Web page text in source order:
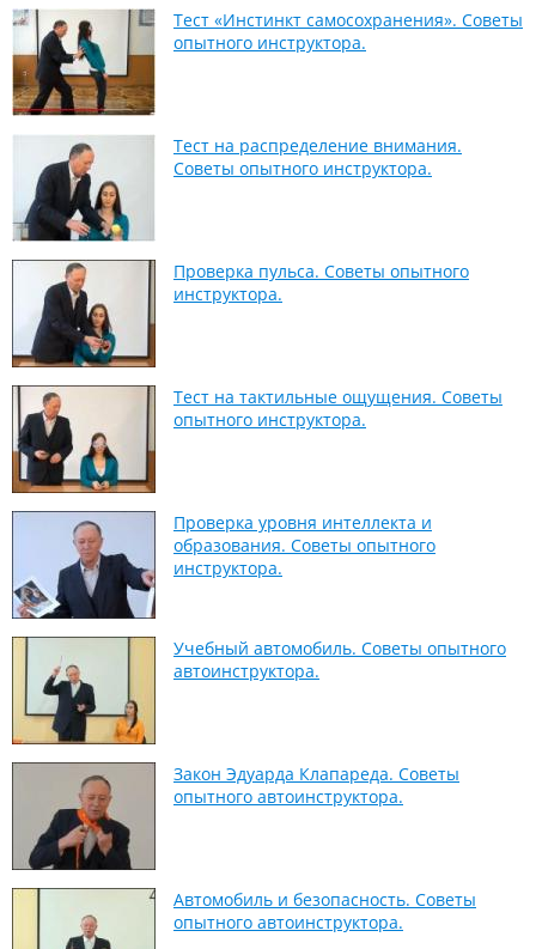
Тест «Инстинкт самосохранения». Советы
опытного инструктора.
Тест на распределение внимания.
Советы опытного инструктора.
Проверка пульса. Советы опытного
инструктора.
Тест на тактильные ощущения. Советы
опытного инструктора.
Проверка уровня интеллекта и
образования. Советы опытного
инструктора.
Учебный автомобиль. Советы опытного
автоинструктора.
Закон Эдуарда Клапареда. Советы
опытного автоинструктора.
Автомобиль и безопасность. Советы
опытного автоинструктора.